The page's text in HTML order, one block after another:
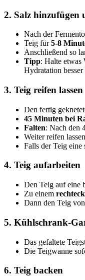
2. Salz hinzufügen
Nach der
Teig für5-8
Anschließend so
Tipp: Halte etwas
Hydratation besser
3. Teig reifen lassen
Den fertig
45 Minuten bei
Falten: Nach den
Weiter reifen
Falls der Teig
4. Teig aufarbeiten
Den Teig auf eine
Zu einem
Dann den Teig
5. Kühlschrank-
Das gefaltete
Die Teigwanne
6. Teig backen